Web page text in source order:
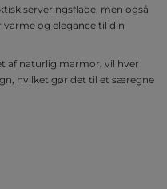
serveringsflade, men også
og elegance til din
af naturlig marmor, vil hver
hvilket gør det til et særegne